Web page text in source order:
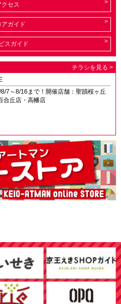
クセス
アガイド
スガイド
チラシを見る >
7～8/16まで！開催店舗：聖蹟桜ヶ丘
合丘店・高幡店